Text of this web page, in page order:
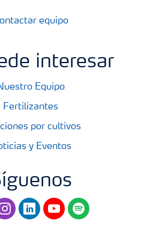
equipo
interesar
Equipo
Fertilizantes
por cultivos
y Eventos
linkedinyoutubespotify